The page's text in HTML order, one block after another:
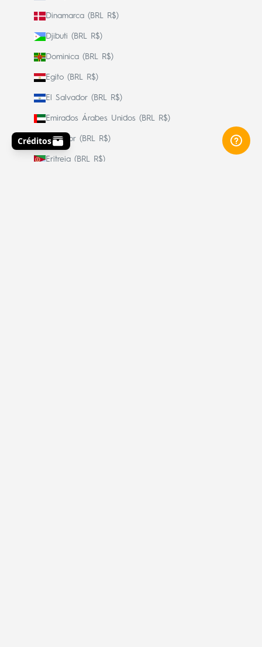
Dinamarca (BRL R$)
Djibuti (BRL R$)
Dominica (BRL R$)
Egito (BRL R$)
El Salvador (BRL R$)
Emirados Árabes Unidos (BRL R$)
Equador (BRL R$)
Eritreia (BRL R$)